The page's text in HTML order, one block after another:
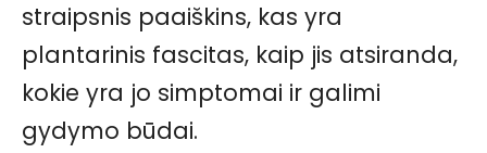
straipsnis paaiškins, kas yra
plantarinis fascitas, kaip jis atsiranda,
kokie yra jo simptomai ir galimi
gydymo būdai.